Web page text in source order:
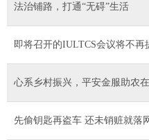
法治铺路，打通“无碍”生活
即将召开的IULTCS会议将不再
心系乡村振兴，平安金服助农
先偷钥匙再盗车 还未销赃就落